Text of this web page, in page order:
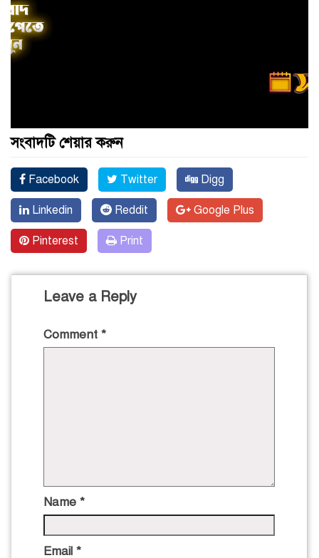
সংবাদটি শেয়ার করুন
Facebook Twitter Digg
Linkedin Reddit Google Plus
Pinterest Print
Leave a Reply
Comment *
Name *
Email *